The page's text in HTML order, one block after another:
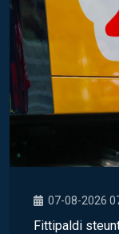
07-08-2026
Fittipaldi